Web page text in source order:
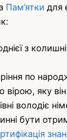
Пам’ятки для
з
по
яку він
володіє
бути